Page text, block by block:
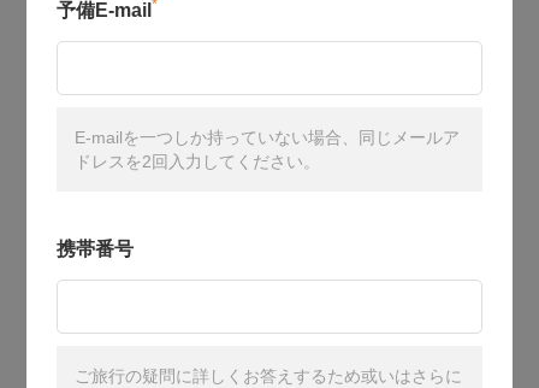
予備E-mail *
E-mailを一つしか持っていない場合、同じメールア
ドレスを2回入力してください。
携帯番号
ご旅行の疑問に詳しくお答えするため或いはさらに